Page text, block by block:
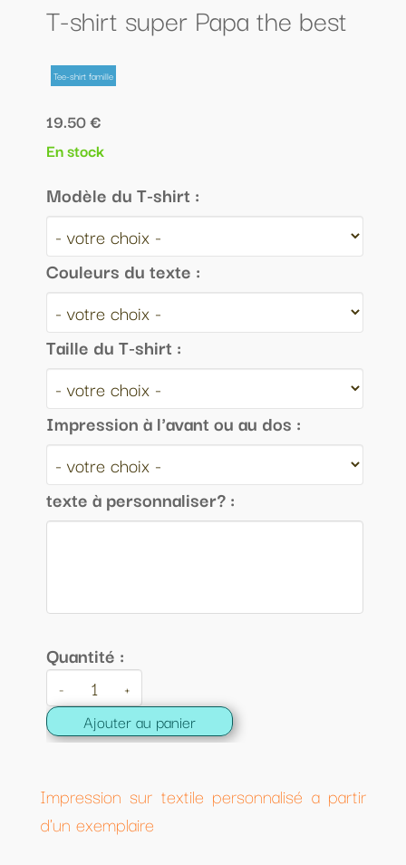
T-shirt super Papa the best
Tee-shirt famille
19.50 €
En stock
Modèle du T-shirt :
Couleurs du texte :
Taille du T-shirt :
Impression à l'avant ou au dos :
texte à personnaliser? :
Quantité :
- +
Ajouter au panier
Impression sur textile personnalisé a partir
d'un exemplaire